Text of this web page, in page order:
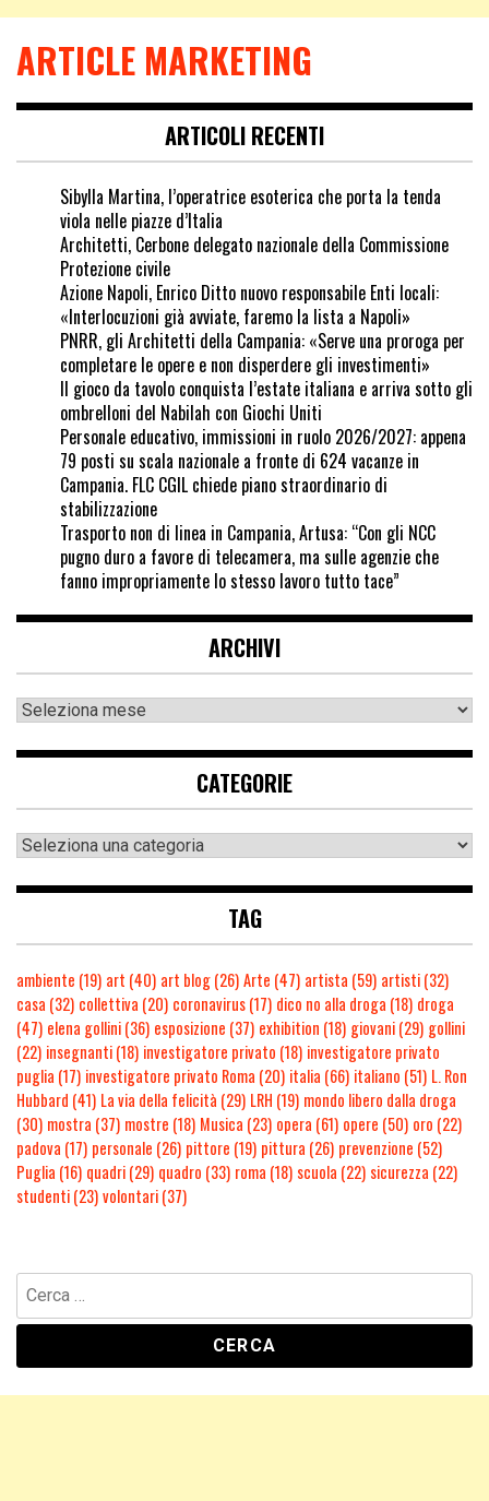
ARTICLE MARKETING
ARTICOLI RECENTI
Sibylla Martina, l’operatrice esoterica che porta la tenda
viola nelle piazze d’Italia
Architetti, Cerbone delegato nazionale della Commissione
Protezione civile
Azione Napoli, Enrico Ditto nuovo responsabile Enti locali:
«Interlocuzioni già avviate, faremo la lista a Napoli»
PNRR, gli Architetti della Campania: «Serve una proroga per
completare le opere e non disperdere gli investimenti»
Il gioco da tavolo conquista l’estate italiana e arriva sotto gli
ombrelloni del Nabilah con Giochi Uniti
Personale educativo, immissioni in ruolo 2026/2027: appena
79 posti su scala nazionale a fronte di 624 vacanze in
Campania. FLC CGIL chiede piano straordinario di
stabilizzazione
Trasporto non di linea in Campania, Artusa: “Con gli NCC
pugno duro a favore di telecamera, ma sulle agenzie che
fanno impropriamente lo stesso lavoro tutto tace”
ARCHIVI
CATEGORIE
TAG
ambiente (19) art (40) art blog(26)Arte (47) artista (59) artisti(32)
casa (32) collettiva (20) coronavirus(17) dico no alla droga (18) droga
(47) elena gollini(36) esposizione (37) exhibition (18) giovani(29) gollini
(22) insegnanti(18) investigatore privato (18) investigatore privato
puglia (17) investigatore privato Roma (20) italia (66) italiano (51) L. Ron
Hubbard (41) La via della felicità (29) LRH (19) mondo libero dalla droga
(30) mostra (37) mostre (18) Musica (23) opera (61) opere (50) oro (22)
padova (17) personale (26) pittore (19) pittura (26) prevenzione (52)
Puglia (16) quadri(29) quadro (33) roma (18) scuola (22) sicurezza (22)
studenti(23)volontari(37)